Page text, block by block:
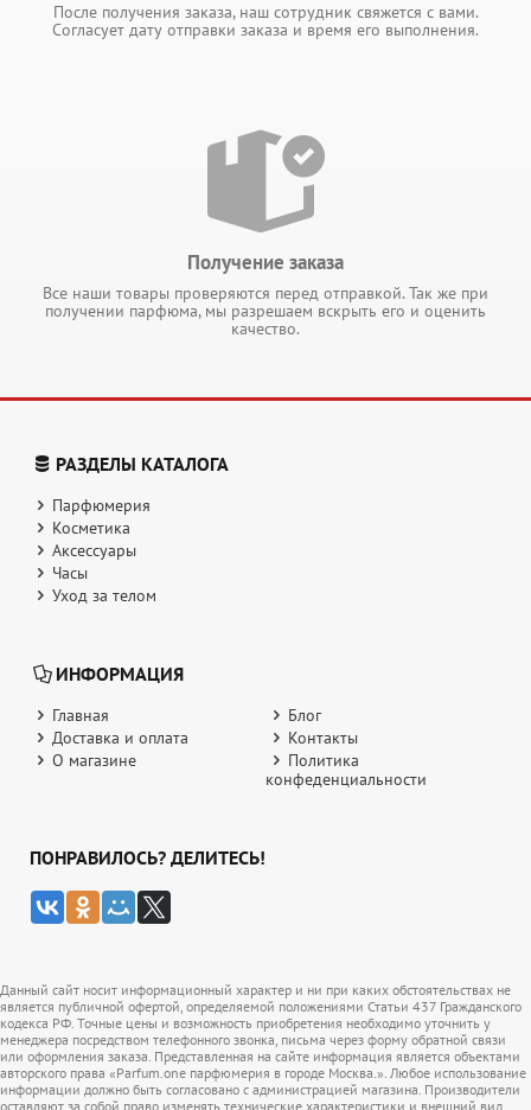
После получения заказа, наш сотрудник свяжется с вами.
Согласует дату отправки заказа и время его выполнения.
Получение заказа
Все наши товары проверяются перед отправкой. Так же при
получении парфюма, мы разрешаем вскрыть его и оценить
качество.
РАЗДЕЛЫ КАТАЛОГА
Парфюмерия
Косметика
Аксессуары
Часы
Уход за телом
ИНФОРМАЦИЯ
Главная
Блог
Доставка и оплата
Контакты
О магазине
Политика
конфеденциальности
ПОНРАВИЛОСЬ? ДЕЛИТЕСЬ!
Данный сайт носит информационный характер и ни при каких обстоятельствах не
является публичной офертой, определяемой положениями Статьи 437 Гражданского
кодекса РФ. Точные цены и возможность приобретения необходимо уточнить у
менеджера посредством телефонного звонка, письма через форму обратной связи
или оформления заказа. Представленная на сайте информация является объектами
авторского права «Parfum.one парфюмерия в городе Москва.». Любое использование
информации должно быть согласовано с администрацией магазина. Производители
оставляют за собой право изменять технические характеристики и внешний вид